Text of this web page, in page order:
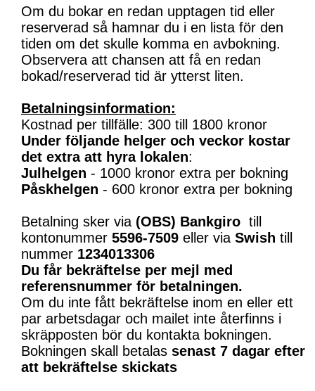
Om du bokar en redan upptagen tid eller
reserverad så hamnar du i en lista för den
tiden om det skulle komma en avbokning.
Observera att chansen att få en redan
bokad/reserverad tid är ytterst liten.
Betalningsinformation:
Kostnad per tillfälle: 300 till 1800 kronor
Under följande helger och veckor kostar
det extra att hyra lokalen:
Julhelgen - 1000 kronor extra per bokning
Påskhelgen - 600 kronor extra per bokning
Betalning sker via (OBS) Bankgiro till
kontonummer 5596-7509 eller via Swish till
nummer 1234013306
Du får bekräftelse per mejl med
referensnummer för betalningen.
Om du inte fått bekräftelse inom en eller ett
par arbetsdagar och mailet inte återfinns i
skräpposten bör du kontakta bokningen.
Bokningen skall betalas senast 7 dagar efter
att bekräftelse skickats